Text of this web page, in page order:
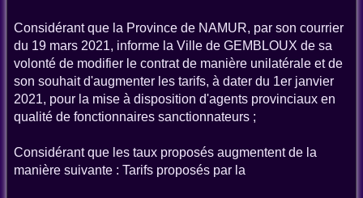
Considérant que la Province de NAMUR, par son courrier
du 19 mars 2021, informe la Ville de GEMBLOUX de sa
volonté de modifier le contrat de manière unilatérale et de
son souhait d'augmenter les tarifs, à dater du 1er janvier
2021, pour la mise à disposition d'agents provinciaux en
qualité de fonctionnaires sanctionnateurs ;
Considérant que les taux proposés augmentent de la
manière suivante : Tarifs proposés par la